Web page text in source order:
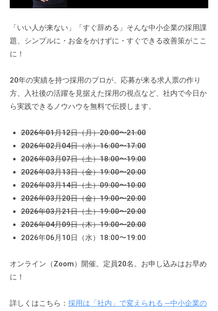
「いい人が来ない」「すぐ辞める」そんな中小企業の採用課
題、シンプルに・お金をかけずに・すぐできる改善策がここ
に！
20年の実績を持つ採用のプロが、応募が来る求人票の作り
方、入社後の活躍を見据えた採用の視点など、社内で今日か
ら実践できるノウハウを無料で伝授します。
2026年01月12日（月）20:00〜21:00
2026年02月04日（水）16:00〜17:00
2026年03月07日（土）18:00〜19:00
2026年03月13日（金）19:00〜20:00
2026年03月14日（土）09:00〜10:00
2026年03月20日（金）19:00〜20:00
2026年03月21日（土）19:00〜20:00
2026年04月09日（木）19:00〜20:00
2026年06月10日（水）18:00〜19:00
オンライン（Zoom）開催。定員20名。お申し込みはお早め
に！
詳しくはこちら： 採用は「社内」で変えられる ─中小企業の